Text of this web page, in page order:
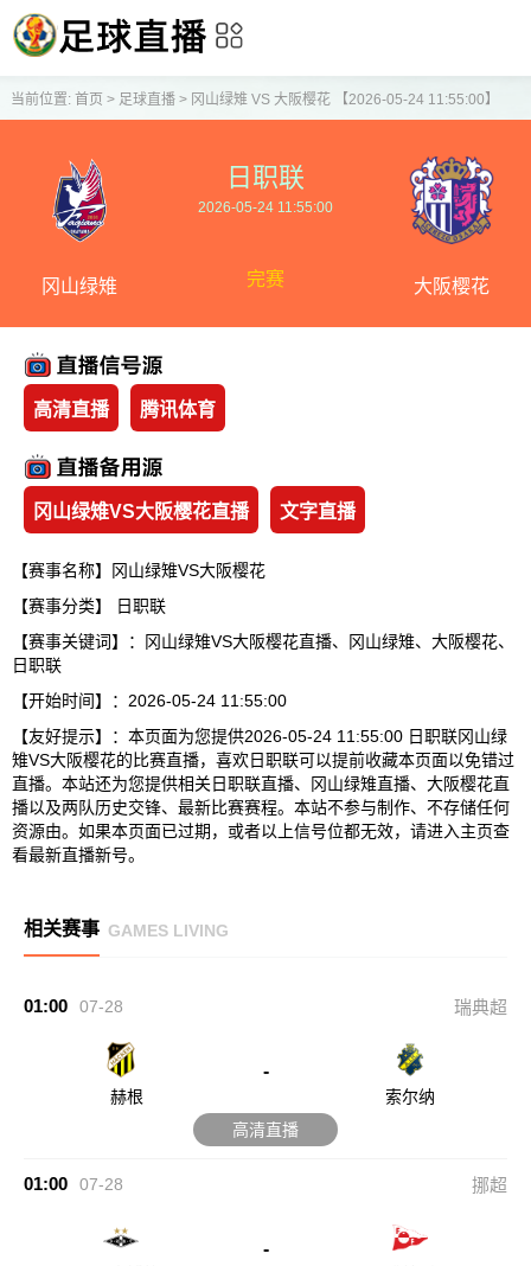
当前位置: 首页 > 足球直播> 冈山绿雉 VS 大阪樱花 【2026-05-24 11:55:00】
冈山绿雉
日职联
2026-05-24 11:55:00
完赛 大阪樱花
高清直播 腾讯体育
冈山绿雉VS大阪樱花直播 文字直播
【赛事名称】冈山绿雉VS大阪樱花
【赛事分类】
日职联
【赛事关键词】：冈山绿雉VS大阪樱花直播、冈山绿雉、大阪樱花、
日职联
【开始时间】：2026-05-24 11:55:00
【友好提示】：本页面为您提供2026-05-24 11:55:00 日职联冈山绿
雉VS大阪樱花的比赛直播，喜欢日职联可以提前收藏本页面以免错过
直播。本站还为您提供相关日职联直播、冈山绿雉直播、大阪樱花直
播以及两队历史交锋、最新比赛赛程。本站不参与制作、不存储任何
资源由。如果本页面已过期，或者以上信号位都无效，请进入主页查
看最新直播新号。
相关赛事 GAMES LIVING
01:00 07-28 瑞典超
赫根
-
索尔纳
高清直播
01:00 07-28 挪超
-